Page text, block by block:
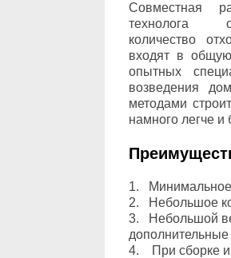
Совместная
технолога
количество
входят в
опытных
возведения
методами
намного легче и
Минимальное
Небольшое
Небольшой
дополнительные
При сборке и